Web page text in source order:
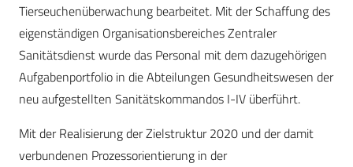
Tierseuchenüberwachung bearbeitet. Mit der Schaffung des
eigenständigen Organisationsbereiches Zentraler
Sanitätsdienst wurde das Personal mit dem dazugehörigen
Aufgabenportfolio in die Abteilungen Gesundheitswesen der
neu aufgestellten Sanitätskommandos I-IV überführt.
Mit der Realisierung der Zielstruktur 2020 und der damit
verbundenen Prozessorientierung in der